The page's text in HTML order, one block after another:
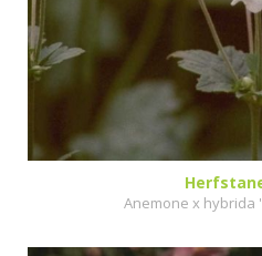
Anemone x hybrida